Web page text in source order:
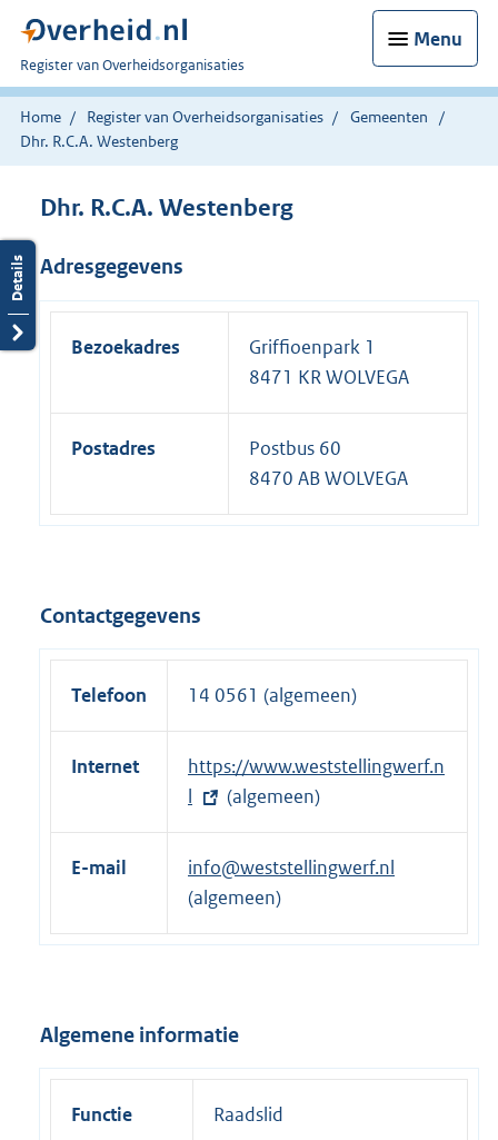
Menu
U
bent
nu
hier:
Register van Overheidsorganisaties
Home Register van Overheidsorganisaties
Gemeenten
Dhr. R.C.A. Westenberg
Dhr. R.C.A. Westenberg
Adresgegevens
Bezoekadres
Griffioenpark 1
8471 KR WOLVEGA
Postadres
Postbus 60
8470 AB WOLVEGA
Contactgegevens
Telefoon 14 0561 (algemeen)
Internet
E
x
t
e
r
e
n
k
https://www.weststellingwerf.n
l
(algemeen)
E-mail
info@weststellingwerf.nl
(algemeen)
Algemene informatie
Functie Raadslid